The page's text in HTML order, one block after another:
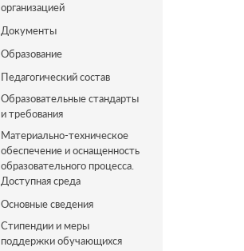
организацией
Документы
Образование
Педагогический состав
Образовательные стандарты
и требования
Материально-техническое
обеспечение и оснащенность
образовательного процесса.
Доступная среда
Основные сведения
Стипендии и меры
поддержки обучающихся